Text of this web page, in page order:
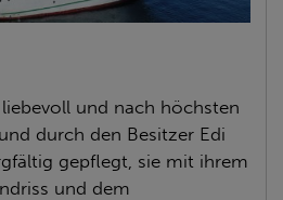
und nach höchsten
durch den Besitzer Edi
gepflegt, sie mit ihrem
und dem